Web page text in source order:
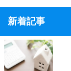
新着記事